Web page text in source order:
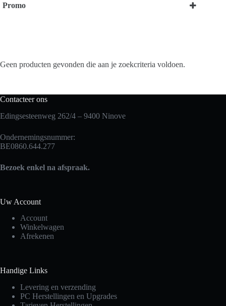
Geen producten gevonden die aan je zoekcriteria voldoen.
Promo
Contacteer ons
Edingsesteenweg 262/4 – 9400 Ninove
Ondernemingsnummer:
BE0860.644.277
Bezoek enkel na afspraak.
Uw Account
Account
Winkelwagen
Afrekenen
Handige Links
Levering en verzending
PC Herstellingen en Upgrades